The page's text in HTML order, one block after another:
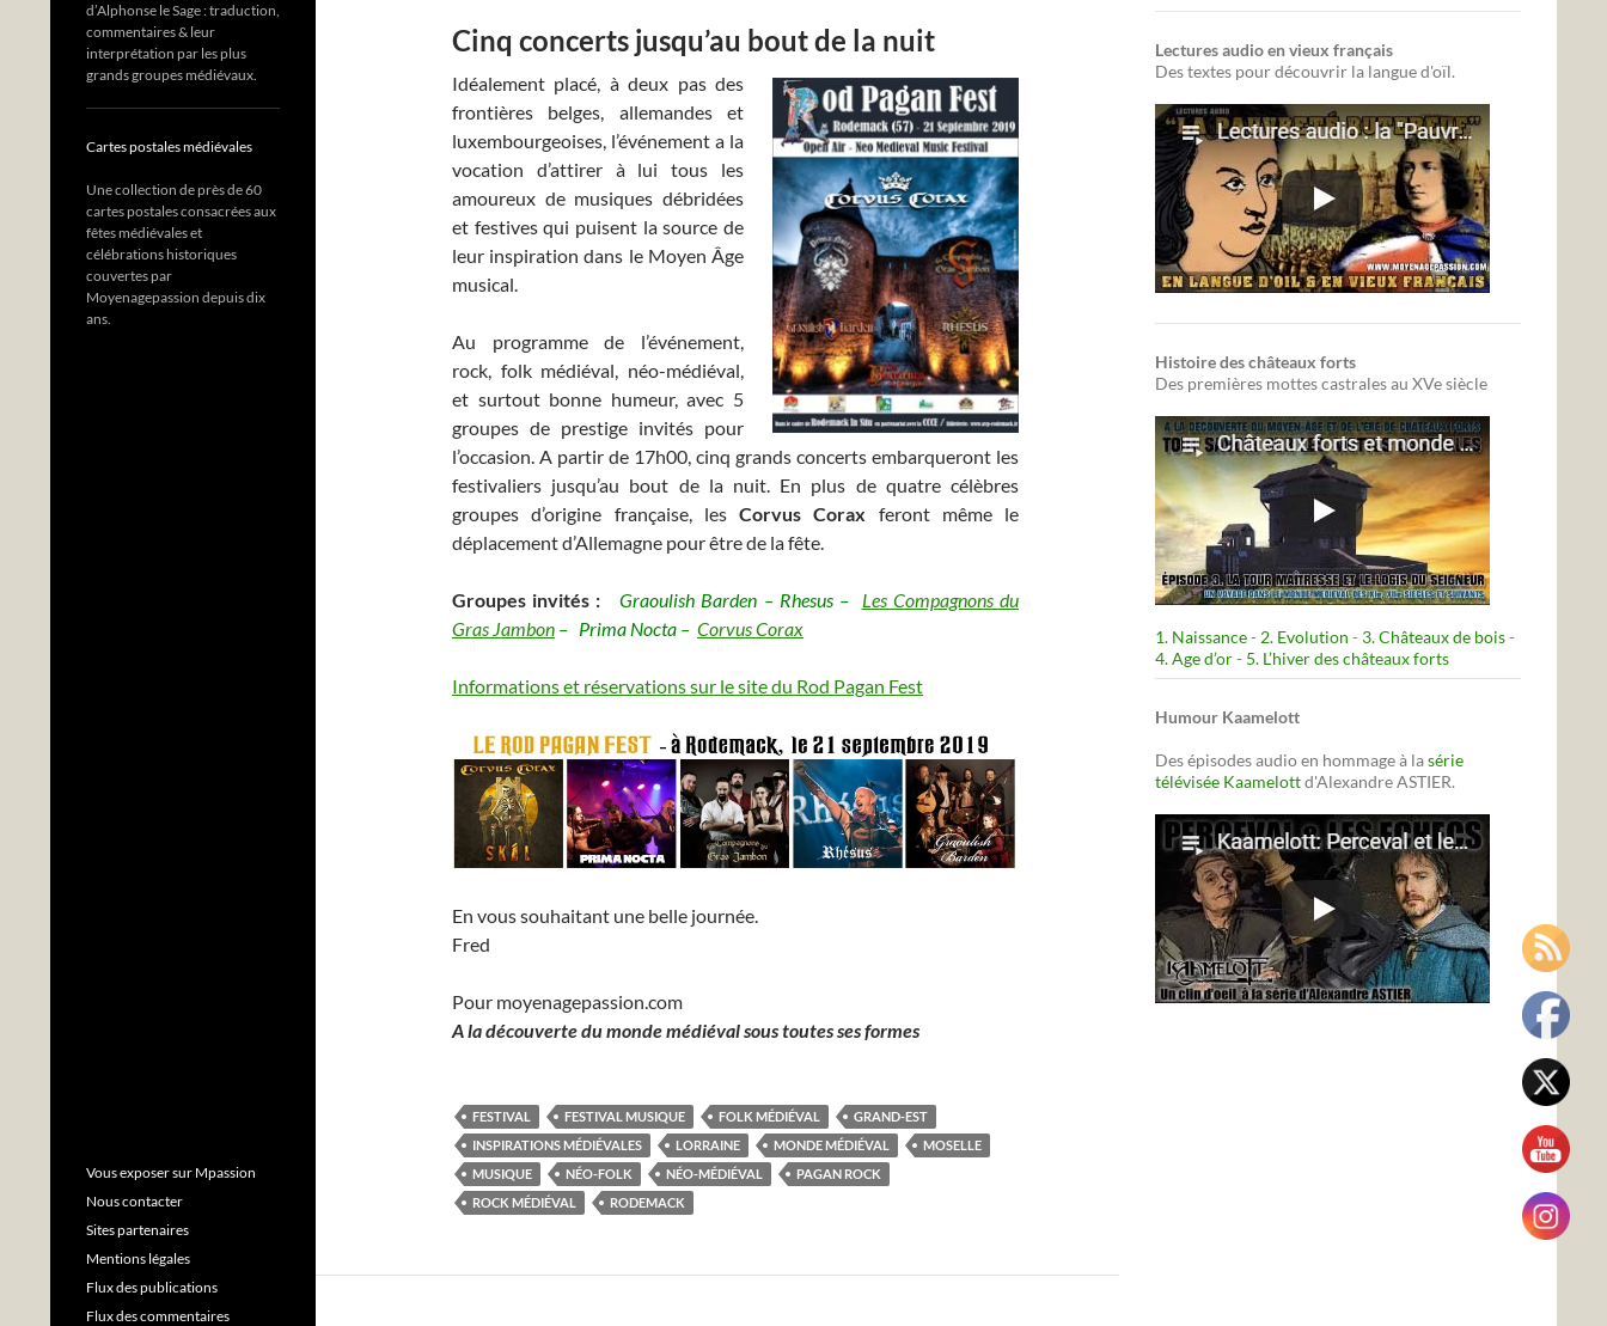
Cinq concerts jusqu’au bout de la nuit
Idéalement placé, à deux pas des
frontières belges, allemandes et
luxembourgeoises, l’événement a la
vocation d’attirer à lui tous les
amoureux de musiques débridées
et festives qui puisent la source de
leur inspiration dans le Moyen Âge
musical.
Au programme de l’événement,
rock, folk médiéval, néo-médiéval,
et surtout bonne humeur, avec 5
groupes de prestige invités pour
l’occasion. A partir de 17h00, cinq grands concerts embarqueront les
festivaliers jusqu’au bout de la nuit. En plus de quatre célèbres
groupes d’origine française, les Corvus Corax feront même le
déplacement d’Allemagne pour être de la fête.
Groupes invités :Graoulish Barden – Rhesus – Les Compagnons du
Gras Jambon – Prima Nocta – Corvus Corax
Informations et réservations sur le site du Rod Pagan Fest
En vous souhaitant une belle journée.
Fred
Pour moyenagepassion.com
A la découverte du monde médiéval sous toutes ses formes
FESTIVAL FESTIVAL MUSIQUE FOLK MÉDIÉVAL
GRAND-EST
INSPIRATIONS MÉDIÉVALES
LORRAINE MONDE MÉDIÉVAL
MOSELLE
MUSIQUE
NÉO-FOLK NÉO-MÉDIÉVAL
PAGAN ROCK
ROCK MÉDIÉVAL
RODEMACK
Lectures audio en vieux français
Des textes pour découvrir la langue d'oïl.
Histoire des châteaux forts
Des premières mottes castrales au XVe siècle
1. Naissance- 2. Evolution - 3. Châteaux de bois-
4. Age d’or- 5. L’hiver des châteaux forts
Humour Kaamelott
Des épisodes audio en hommage à lasérie
télévisée Kaamelottd'Alexandre ASTIER.
d’Alphonse le Sage : traduction,
commentaires & leur
interprétation par les plus
grands groupes médiévaux.
Cartes postales médiévales
Une collection de près de 60
cartes postales consacrées aux
fêtes médiévales et
célébrations historiques
couvertes par
Moyenagepassion depuis dix
ans.
Vous exposer sur Mpassion
Nous contacter
Sites partenaires
Mentions légales
Flux des publications
Flux des commentaires